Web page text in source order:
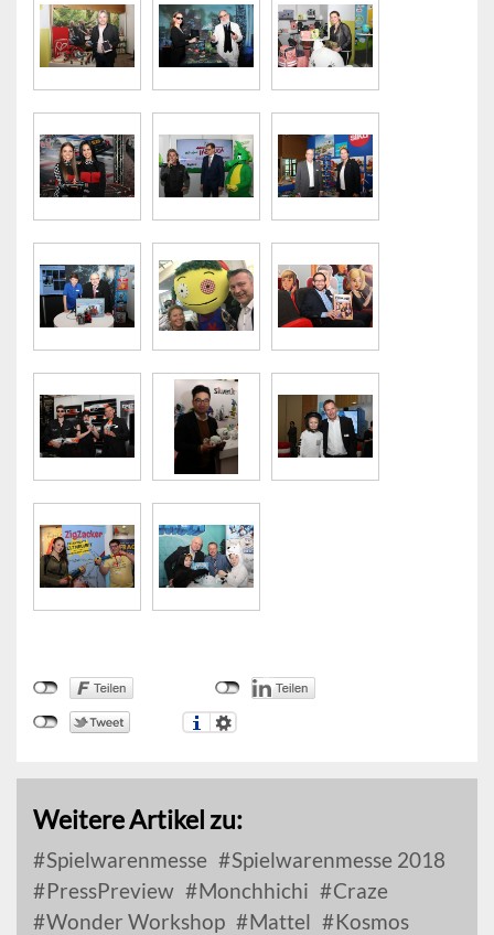
Weitere Artikel zu:
Spielwarenmesse
Spielwarenmesse 2018
PressPreview
Monchhichi
Craze
Wonder Workshop
Mattel
Kosmos